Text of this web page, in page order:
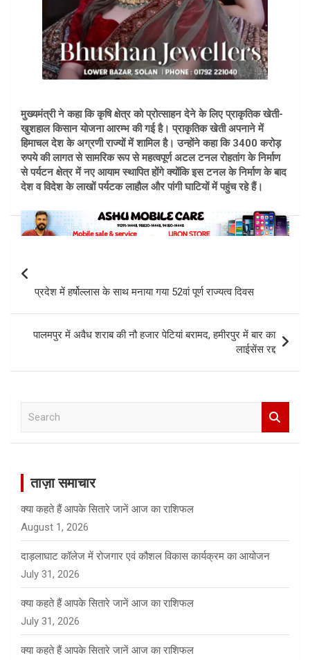
मुख्यमंत्री ने कहा कि कृषि क्षेत्र को प्रोत्साहन देने के लिए प्राकृतिक खेती-
खुशहाल किसान योजना आरम्भ की गई है। प्राकृतिक खेती अपनाने में
हिमाचल देश के अग्रणी राज्यों में शामिल है। उन्होंने कहा कि 3400 करोड़
रुपये की लागत से सामरिक रूप से महत्वपूर्ण अटल टनल रोहतांग के निर्माण
से पर्यटन क्षेत्र में नए आयाम स्थापित होंगे क्योंकि इस टनल के निर्माण के बाद
देश व विदेश के लाखों पर्यटक लाहौल और पांगी घाटियों में पहुंच रहे हैं।
navigation
प्रदेश में हर्षोल्लास के साथ मनाया गया 52वां पूर्ण राज्यत्व दिवस
पालमपुर में अवैध शराब की नौ हजार पेटियां बरामद, हमीरपुर में बार का
लाईसेंस रद्द
ताज़ा समाचार
क्या कहते हैं आपके सितारे जानें आज का राशिफल
August 1, 2026
दाड़लाघाट कॉलेज में रोजगार एवं कौशल विकास कार्यक्रम का आयोजन
July 31, 2026
क्या कहते हैं आपके सितारे जानें आज का राशिफल
July 31, 2026
क्या कहते हैं आपके सितारे जानें आज का राशिफल